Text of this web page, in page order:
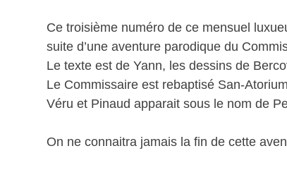
Ce troisième numéro de ce mensuel
suite d’une aventure parodique du
Le texte est de Yann, les dessins de
Le Commissaire est rebaptisé San-
Véru et Pinaud apparait sous le nom de
On ne connaitra jamais la fin de cette